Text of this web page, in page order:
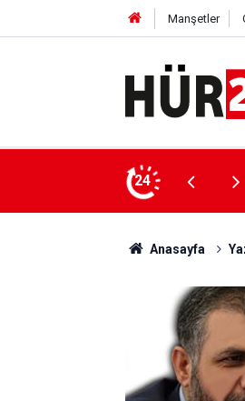
Manşetler
24
Anasayfa